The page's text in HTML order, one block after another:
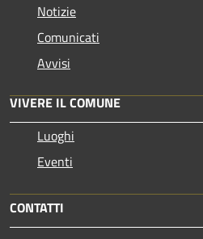
Notizie
Comunicati
Avvisi
VIVERE IL COMUNE
Luoghi
Eventi
CONTATTI